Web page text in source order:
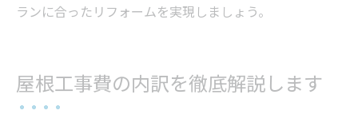
ランに合ったリフォームを実現しましょう。
屋根工事費の内訳を徹底解説します